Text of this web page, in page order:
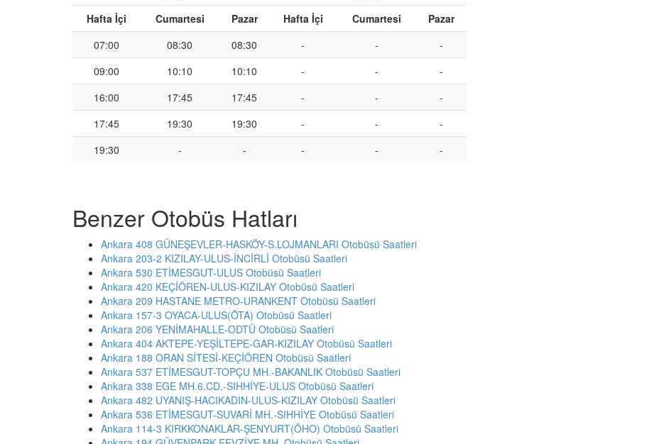
Hafta İçi
Cumartesi Pazar Hafta İçi Cumartesi
Pazar
07:00
08:30 08:30 - -
-
09:00
10:10 10:10 - -
-
16:00
17:45 17:45 - -
-
17:45
19:30 19:30 - -
-
19:30
- - - - -
Benzer Otobüs Hatları
Ankara 408 GÜNEŞEVLER-HASKÖY-S.LOJMANLARI Otobüsü Saatleri
Ankara 203-2 KIZILAY-ULUS-İNCİRLİ Otobüsü Saatleri
Ankara 530 ETİMESGUT-ULUS Otobüsü Saatleri
Ankara 420 KEÇİÖREN-ULUS-KIZILAY Otobüsü Saatleri
Ankara 209 HASTANE METRO-URANKENT Otobüsü Saatleri
Ankara 157-3 OYACA-ULUS(ÖTA) Otobüsü Saatleri
Ankara 206 YENİMAHALLE-ODTÜ Otobüsü Saatleri
Ankara 404 AKTEPE-YEŞİLTEPE-GAR-KIZILAY Otobüsü Saatleri
Ankara 188 ORAN SİTESİ-KEÇİÖREN Otobüsü Saatleri
Ankara 537 ETİMESGUT-TOPÇU MH.-BAKANLIK Otobüsü Saatleri
Ankara 338 EGE MH.6.CD.-SIHHİYE-ULUS Otobüsü Saatleri
Ankara 482 UYANIŞ-HACIKADIN-ULUS-KIZILAY Otobüsü Saatleri
Ankara 536 ETİMESGUT-SUVARİ MH.-SIHHİYE Otobüsü Saatleri
Ankara 114-3 KIRKKONAKLAR-ŞENYURT(ÖHO) Otobüsü Saatleri